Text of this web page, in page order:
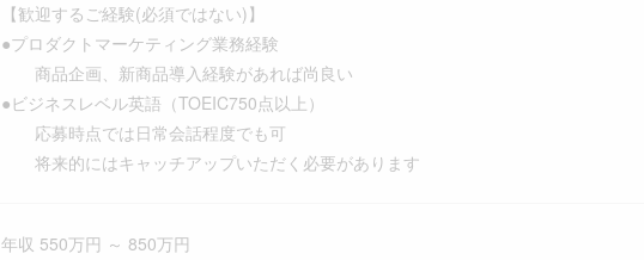
【歓迎するご経験(必須ではない)】
●プロダクトマーケティング業務経験
商品企画、新商品導入経験があれば尚良い
●ビジネスレベル英語（TOEIC750点以上）
応募時点では日常会話程度でも可
将来的にはキャッチアップいただく必要があります
年収 550万円 ～ 850万円